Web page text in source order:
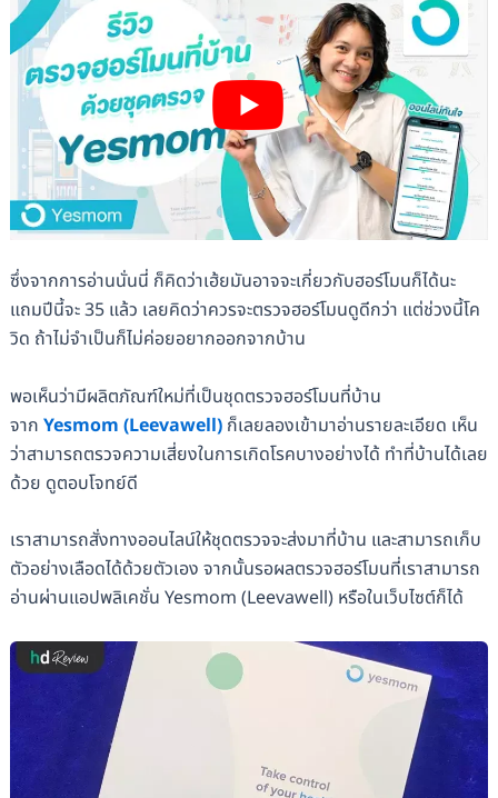
ซึ่งจากการอ่านนั่นนี่ ก็คิดว่าเฮ้ยมันอาจจะเกี่ยวกับฮอร์โมนก็ได้นะ
แถมปีนี้จะ 35 แล้ว เลยคิดว่าควรจะตรวจฮอร์โมนดูดีกว่า แต่ช่วงนี้โค
วิด ถ้าไม่จำเป็นก็ไม่ค่อยอยากออกจากบ้าน
พอเห็นว่ามีผลิตภัณฑ์ใหม่ที่เป็นชุดตรวจฮอร์โมนที่บ้าน
จาก Yesmom (Leevawell)ก็เลยลองเข้ามาอ่านรายละเอียด เห็น
ว่าสามารถตรวจความเสี่ยงในการเกิดโรคบางอย่างได้ ทำที่บ้านได้เลย
ด้วย ดูตอบโจทย์ดี
เราสามารถสั่งทางออนไลน์ให้ชุดตรวจจะส่งมาที่บ้าน และสามารถเก็บ
ตัวอย่างเลือดได้ด้วยตัวเอง จากนั้นรอผลตรวจฮอร์โมนที่เราสามารถ
อ่านผ่านแอปพลิเคชั่น Yesmom (Leevawell) หรือในเว็บไซต์ก็ได้